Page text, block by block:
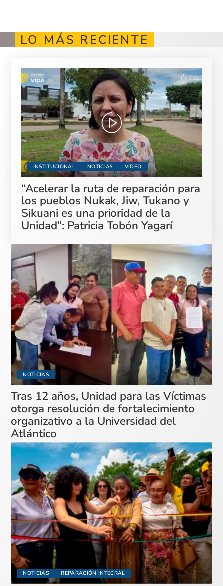
LO MÁS RECIENTE
INSTITUCIONAL NOTICIAS VIDEO
“Acelerar la ruta de reparación para
los pueblos Nukak, Jiw, Tukano y
Sikuani es una prioridad de la
Unidad”: Patricia Tobón Yagarí
NOTICIAS
Tras 12 años, Unidad para las Víctimas
otorga resolución de fortalecimiento
organizativo a la Universidad del
Atlántico
NOTICIAS REPARACIÓN INTEGRAL